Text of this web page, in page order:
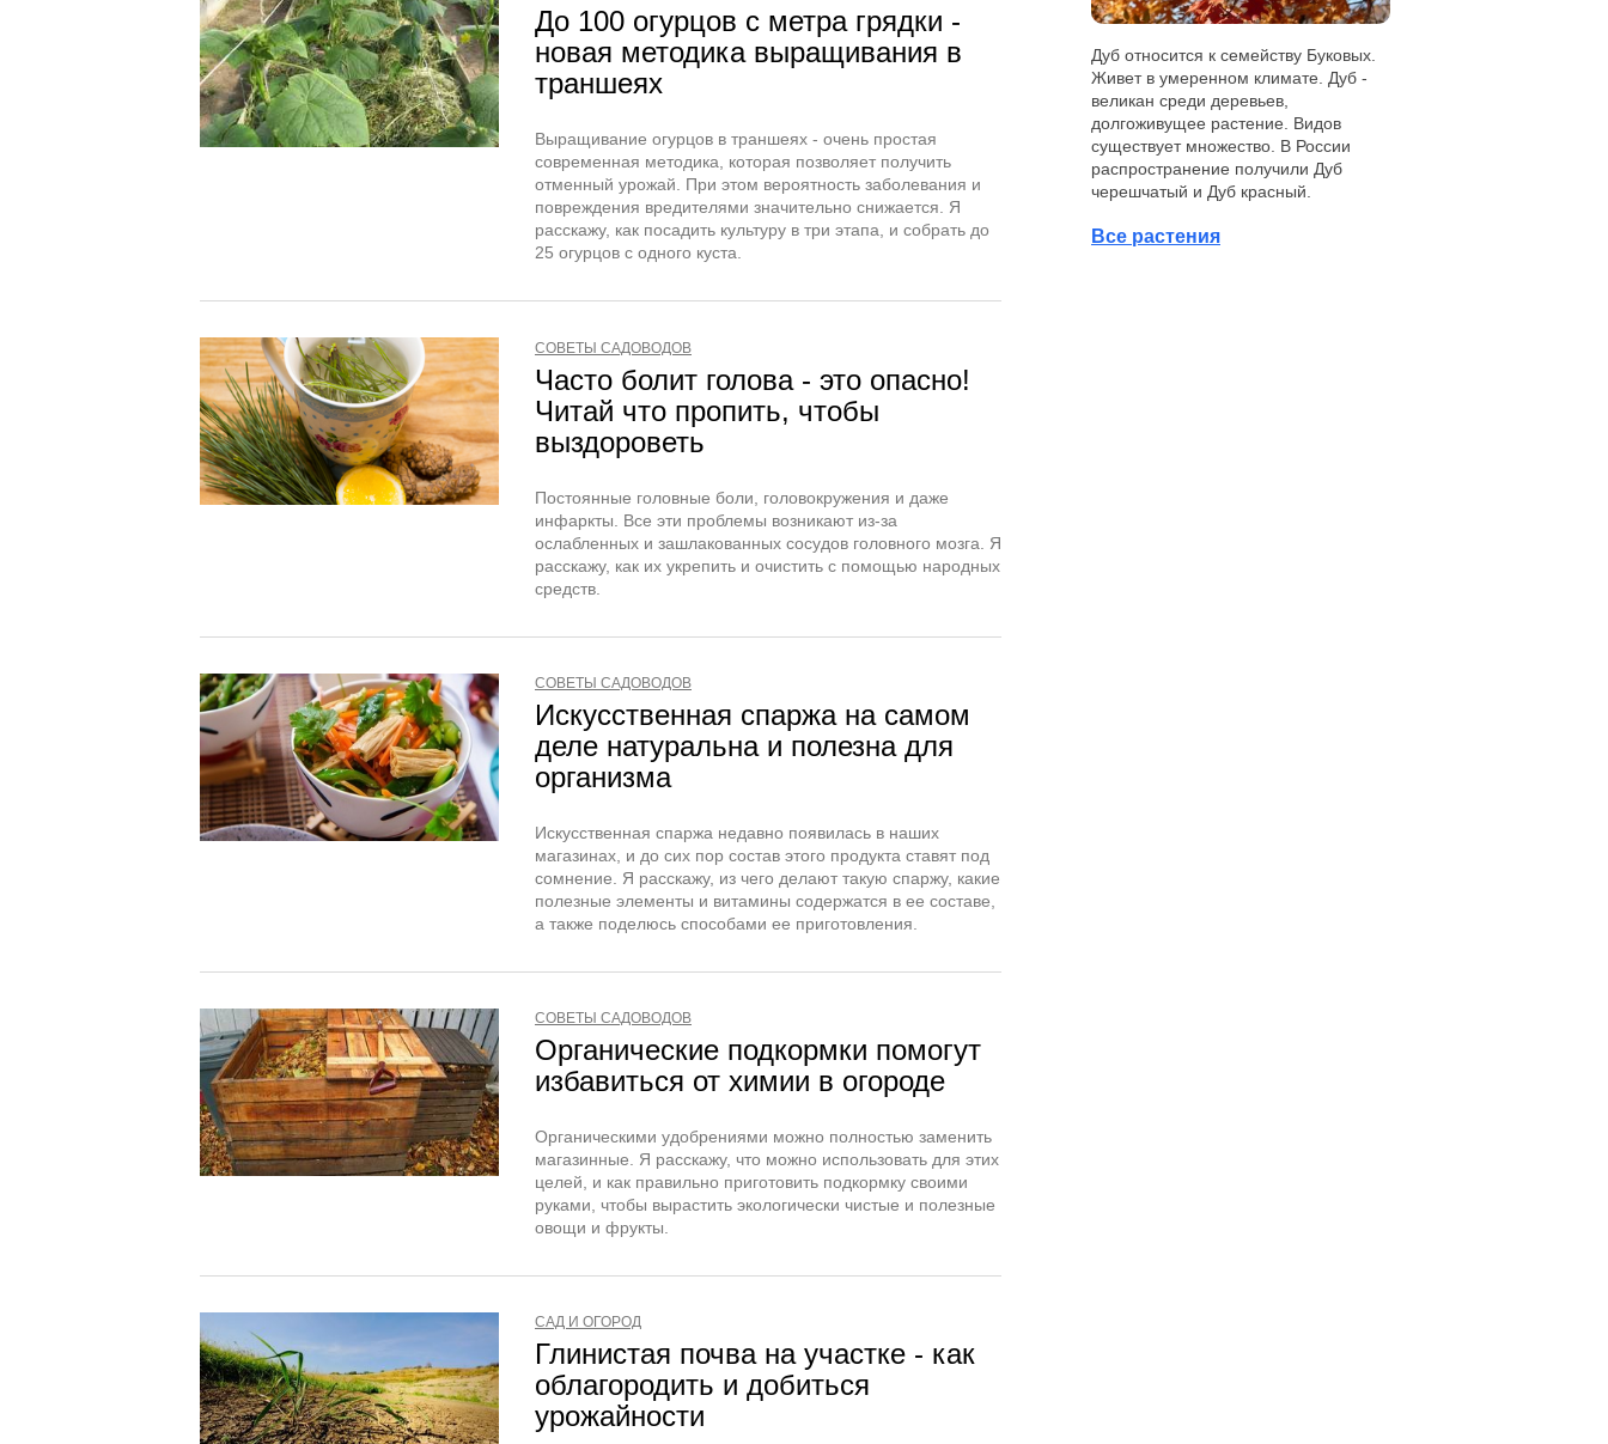
До 100 огурцов с метра грядки -
новая методика выращивания в
траншеях
Выращивание огурцов в траншеях - очень простая
современная методика, которая позволяет получить
отменный урожай. При этом вероятность заболевания и
повреждения вредителями значительно снижается. Я
расскажу, как посадить культуру в три этапа, и собрать до
25 огурцов с одного куста.
СОВЕТЫ САДОВОДОВ
Часто болит голова - это опасно!
Читай что пропить, чтобы
выздороветь
Постоянные головные боли, головокружения и даже
инфаркты. Все эти проблемы возникают из-за
ослабленных и зашлакованных сосудов головного мозга. Я
расскажу, как их укрепить и очистить с помощью народных
средств.
СОВЕТЫ САДОВОДОВ
Искусственная спаржа на самом
деле натуральна и полезна для
организма
Искусственная спаржа недавно появилась в наших
магазинах, и до сих пор состав этого продукта ставят под
сомнение. Я расскажу, из чего делают такую спаржу, какие
полезные элементы и витамины содержатся в ее составе,
а также поделюсь способами ее приготовления.
СОВЕТЫ САДОВОДОВ
Органические подкормки помогут
избавиться от химии в огороде
Органическими удобрениями можно полностью заменить
магазинные. Я расскажу, что можно использовать для этих
целей, и как правильно приготовить подкормку своими
руками, чтобы вырастить экологически чистые и полезные
овощи и фрукты.
САД И ОГОРОД
Глинистая почва на участке - как
облагородить и добиться
урожайности
Дуб относится к семейству Буковых.
Живет в умеренном климате. Дуб -
великан среди деревьев,
долгоживущее растение. Видов
существует множество. В России
распространение получили Дуб
черешчатый и Дуб красный.
Все растения